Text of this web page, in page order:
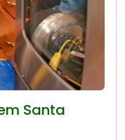
Santa